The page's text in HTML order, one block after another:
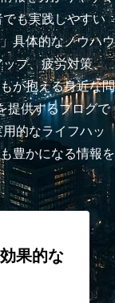
も実践しやすい
具体的なノウハウ
プ、疲労対策、
が抱える身近な問
提供するブログで
的なライフハッ
豊かになる情報を
果的な